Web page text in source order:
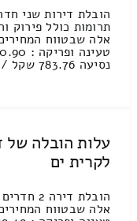
הובלת דירות שני
נסיעה 783.76 שקל / זמן נסיעה בין ערים [...]
לקרית ים